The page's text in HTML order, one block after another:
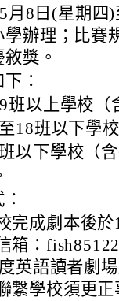
月8日(星期四
辦理；比賽
獎。
：
班以上學校（
18班以下學
以下學校（
完成劇本後
箱：
英語讀者劇
繫學校須更